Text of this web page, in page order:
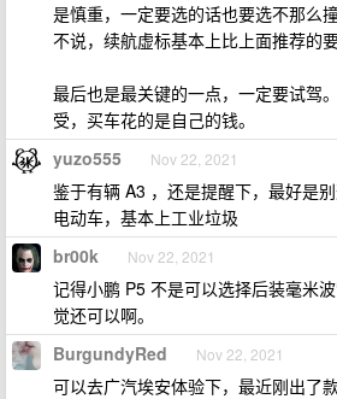
是慎重，一定要选的话也要选不那么
不说，续航虚标基本上比上面推荐的
最后也是最关键的一点，一定要试驾
受，买车花的是自己的钱。
yuzo555 Nov 22, 2021
鉴于有辆 A3 ，还是提醒下，最好是
电动车，基本上工业垃圾
br00k Nov 22, 2021
记得小鹏 P5 不是可以选择后装毫米
觉还可以啊。
BurgundyRed Nov 22, 2021
可以去广汽埃安体验下，最近刚出了